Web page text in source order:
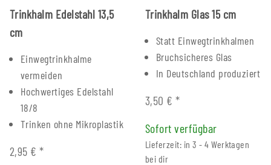
Trinkhalm Edelstahl 13,5
cm
Einwegtrinkhalme
vermeiden
Hochwertiges Edelstahl
18/8
Trinken ohne Mikroplastik
2,95 €*
Trinkhalm Glas 15 cm
Statt Einwegtrinkhalmen
Bruchsicheres Glas
In Deutschland produziert
3,50 €*
Sofort verfügbar
Lieferzeit: in 3 - 4 Werktagen
bei dir